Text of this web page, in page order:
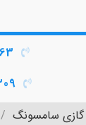
گازی سامسونگ